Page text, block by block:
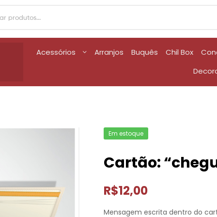
Acessórios Arranjos Buquês Chil Box
Em estoque
Cartão:
R$12,00
Mensagem escrita dentro do